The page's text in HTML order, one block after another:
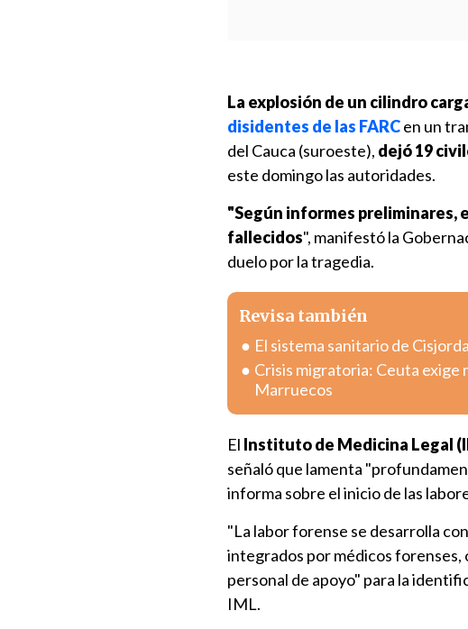
La explosión de un cilindro
disidentes de las FARCen un
del Cauca (suroeste), dejó 19
este domingo las autoridades.
"Según informes preliminares,
fallecidos", manifestó la
duelo por la tragedia.
Revisa también
El sistema sanitario de
Crisis migratoria: Ceuta exige
Marruecos
El Instituto de Medicina Legal
señaló que lamenta
informa sobre el inicio de las
"La labor forense se desarrolla
integrados por médicos
personal de apoyo" para la
IML.